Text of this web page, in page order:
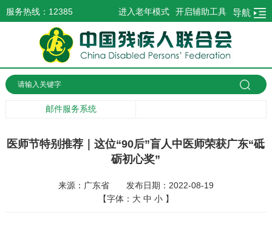
服务热线：12385 导航
开启辅助工具
进入老年模式
邮件服务系统
医师节特别推荐｜这位“90后”盲人中医师荣获广东“砥
砺初心奖”
来源：广东省
发布日期：2022-08-19
【字体： 大 中 小 】